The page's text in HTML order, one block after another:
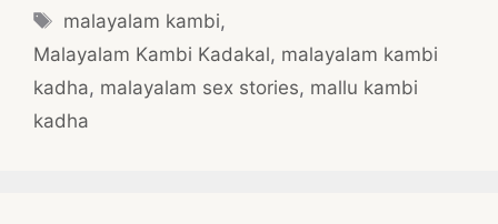
Tags
malayalam kambi,
Malayalam Kambi Kadakal, malayalam kambi
kadha, malayalam sex stories, mallu kambi
kadha